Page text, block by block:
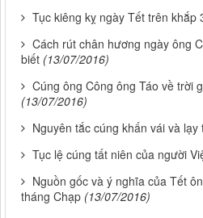
Tục kiêng kỵ ngày Tết trên khắp
Cách rút chân hương ngày ông
biết (13/07/2016)
Cúng ông Công ông Táo về trời
(13/07/2016)
Nguyên tắc cúng khấn vái và lạy
Tục lệ cúng tất niên của người
Nguồn gốc và ý nghĩa của Tết
tháng Chạp (13/07/2016)